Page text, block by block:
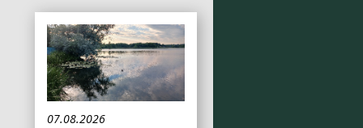
07.08.2026